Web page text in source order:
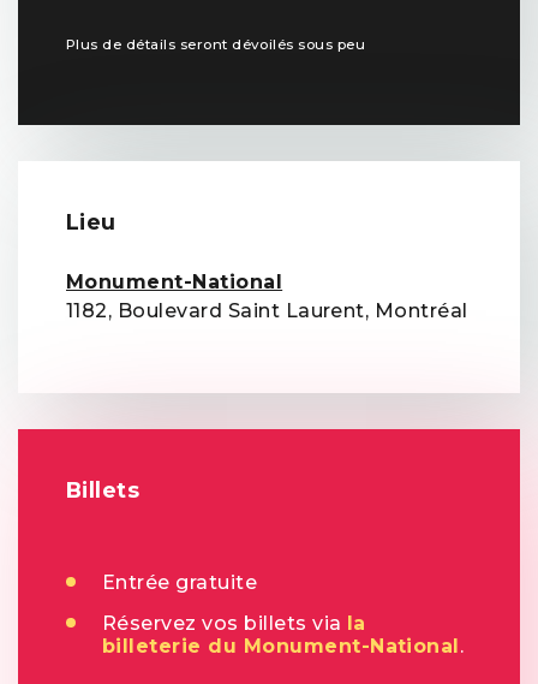
Plus de détails seront dévoilés sous peu
Lieu
Monument-National
1182, Boulevard Saint Laurent, Montréal
Billets
Entrée gratuite
Réservez vos billets via
la
billeterie du Monument-National .